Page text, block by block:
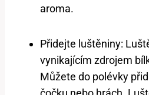
aroma.
Přidejte luštěniny:
vynikajícím zdrojem⁣
Můžete do polévky